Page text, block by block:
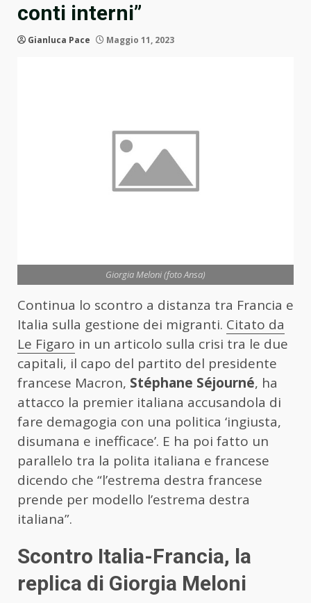
conti interni”
Gianluca Pace Maggio 11, 2023
Giorgia Meloni (foto Ansa)
Continua lo scontro a distanza tra Francia e
Italia sulla gestione dei migranti. Citato da
Le Figaro in un articolo sulla crisi tra le due
capitali, il capo del partito del presidente
francese Macron, Stéphane Séjourné, ha
attacco la premier italiana accusandola di
fare demagogia con una politica ‘ingiusta,
disumana e inefficace’. E ha poi fatto un
parallelo tra la polita italiana e francese
dicendo che “l’estrema destra francese
prende per modello l’estrema destra
italiana”.
Scontro Italia-Francia, la
replica di Giorgia Meloni